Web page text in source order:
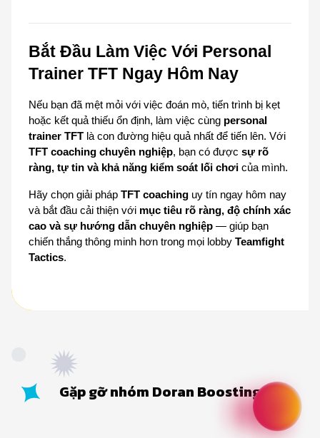
Bắt Đầu Làm Việc Với Personal
Trainer TFT Ngay Hôm Nay
Nếu bạn đã mệt mỏi với việc đoán mò, tiến trình bị kẹt
hoặc kết quả thiếu ổn định, làm việc cùng personal
trainer TFT
TFT coaching chuyên nghiệp, bạn có được sự rõ
ràng, tự tin và khả năng kiểm soát lối chơi của mình.
Hãy chọn giải pháp TFT coaching uy tín ngay hôm nay
và bắt đầu cải thiện với mục tiêu rõ ràng, độ chính xác
cao và sự hướng dẫn chuyên nghiệp — giúp bạn
chiến thắng thông minh hơn trong mọi lobby Teamfight
Tactics.
Gặp gỡ nhóm Doran Boosting